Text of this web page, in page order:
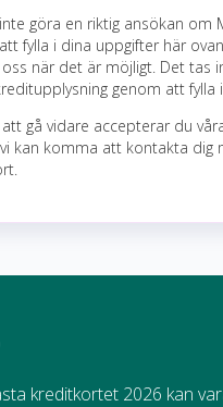
göra en riktig ansökan om
fylla i dina uppgifter här
när det är möjligt. Det tas
genom att fylla
gå vidare accepterar du
kan komma att kontakta dig
kreditkortet 2026 kan